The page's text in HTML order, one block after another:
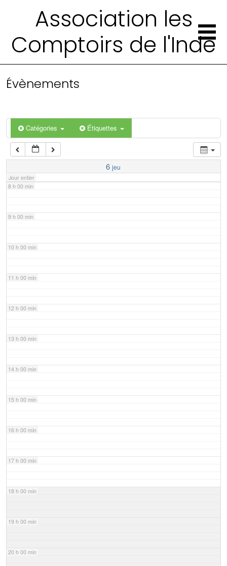
Association les
Comptoirs de l'Inde
Évènements
Catégories Étiquettes
6 jeu
Jour entier
4 h 00 min
6 h 00 min
7 h 00 min
8 h 00 min
9 h 00 min
10 h 00 min
11 h 00 min
12 h 00 min
13 h 00 min
14 h 00 min
15 h 00 min
16 h 00 min
17 h 00 min
18 h 00 min
19 h 00 min
20 h 00 min